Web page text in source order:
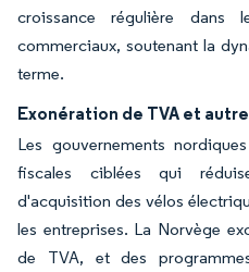
croissance régulière dans
commerciaux, soutenant la
terme.
Exonération de TVA et
Les gouvernements
fiscales ciblées qui
d'acquisition des vélos
les entreprises. La Norvège
de TVA, et des